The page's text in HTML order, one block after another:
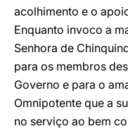
acolhimento e o
Enquanto invoco a
Senhora de
para os membros
Governo e para o
Omnipotente que a
no serviço ao bem